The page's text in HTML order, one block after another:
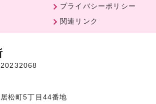
プライバシーポリシー
関連リンク
松町5丁目44番地